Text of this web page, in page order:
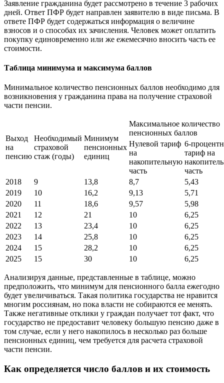
Заявление гражданина будет рассмотрено в течение 3 рабочих
дней. Ответ ПФР будет направлен заявителю в виде письма. В
ответе ПФР будет содержаться информация о величине
взносов и о способах их зачисления. Человек может оплатить
покупку единовременно или же ежемесячно вносить часть ее
стоимости.
Таблица минимума и максимума баллов
Минимальное количество пенсионных баллов необходимо для
возникновения у гражданина права на получение страховой
части пенсии.
Выход
на
пенсию
Необходимый
страховой
стаж (годы)
Минимум
пенсионных
единиц
Максимальное количество
пенсионных баллов
Нулевой тариф
на
накопительную
часть
6-
тариф на
часть
2018
9 13,8 8,7
5,43
2019
10 16,2 9,13
5,71
2020
11 18,6 9,57
5,98
2021
12 21 10
6,25
2022
13 23,4 10
6,25
2023
14 25,8 10
6,25
2024
15 28,2 10
6,25
2025
15 30 10 6,25
Анализируя данные, представленные в таблице, можно
предположить, что минимум для пенсионного балла ежегодно
будет увеличиваться. Такая политика государства не нравится
многим россиянам, но пока власти не собираются ее менять.
Также негативные отклики у граждан получает тот факт, что
государство не предоставит человеку большую пенсию даже в
том случае, если у него накопилось в несколько раз больше
пенсионных единиц, чем требуется для расчета страховой
части пенсии.
Как определяется число баллов и их стоимость